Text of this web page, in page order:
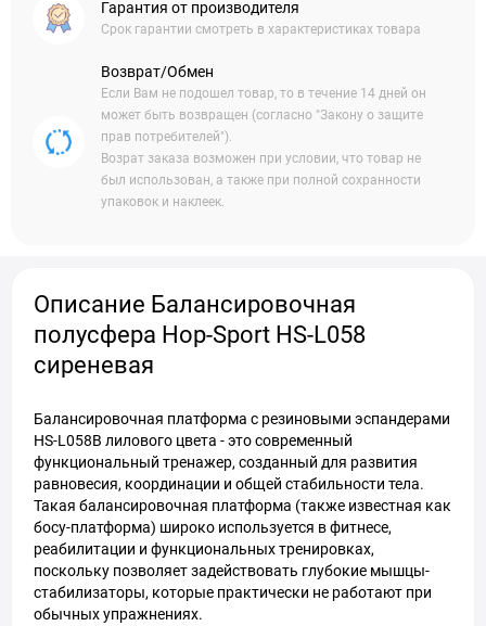
Гарантия от производителя
Срок гарантии смотреть в характеристиках товара
Возврат/Обмен
Если Вам не подошел товар, то в течение 14 дней он
может быть возвращен (согласно "Закону о защите
прав потребителей").
Возрат заказа возможен при условии, что товар не
был использован, а также при полной сохранности
упаковок и наклеек.
Описание Балансировочная
полусфера Hop-Sport HS-L058
сиреневая
Балансировочная платформа с резиновыми эспандерами
HS-L058B лилового цвета - это современный
функциональный тренажер, созданный для развития
равновесия, координации и общей стабильности тела.
Такая балансировочная платформа (также известная как
босу-платформа) широко используется в фитнесе,
реабилитации и функциональных тренировках,
поскольку позволяет задействовать глубокие мышцы-
стабилизаторы, которые практически не работают при
обычных упражнениях.